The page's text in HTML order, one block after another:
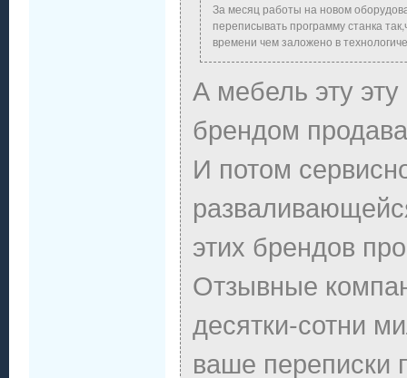
За месяц работы на новом
переписывать программу станка
времени чем заложено в
А мебель эту
брендом
И потом
этих брендов
Отзывные
десятки-сотни
ваше переписки